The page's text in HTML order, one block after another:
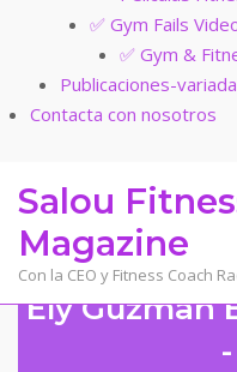
✅ Gym Fails
✅ Gym &
Publicaciones-
Contacta con nosotros
contenido
Salou
Magazine
Con la CEO y Fitness Coach
Ely Guzman